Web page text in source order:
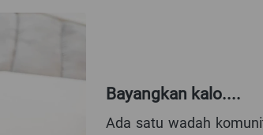
Bayangkan kalo....
Ada satu wadah